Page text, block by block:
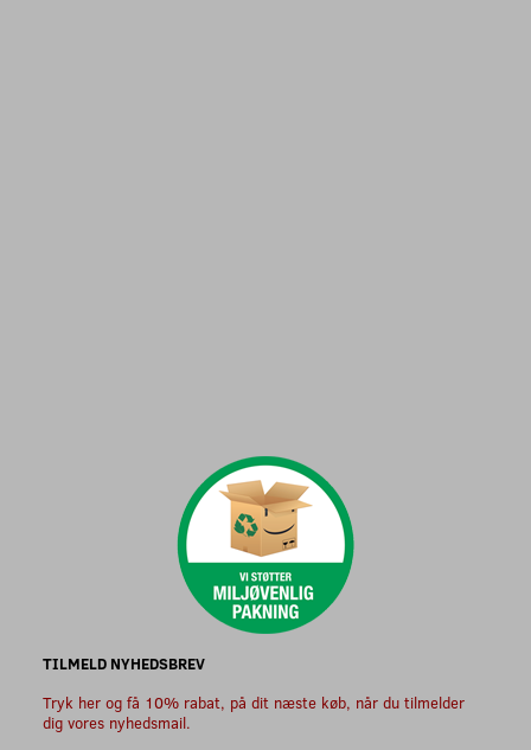
TILMELD NYHEDSBREV
Tryk her og få 10% rabat, på dit næste køb, når du tilmelder
dig vores nyhedsmail.